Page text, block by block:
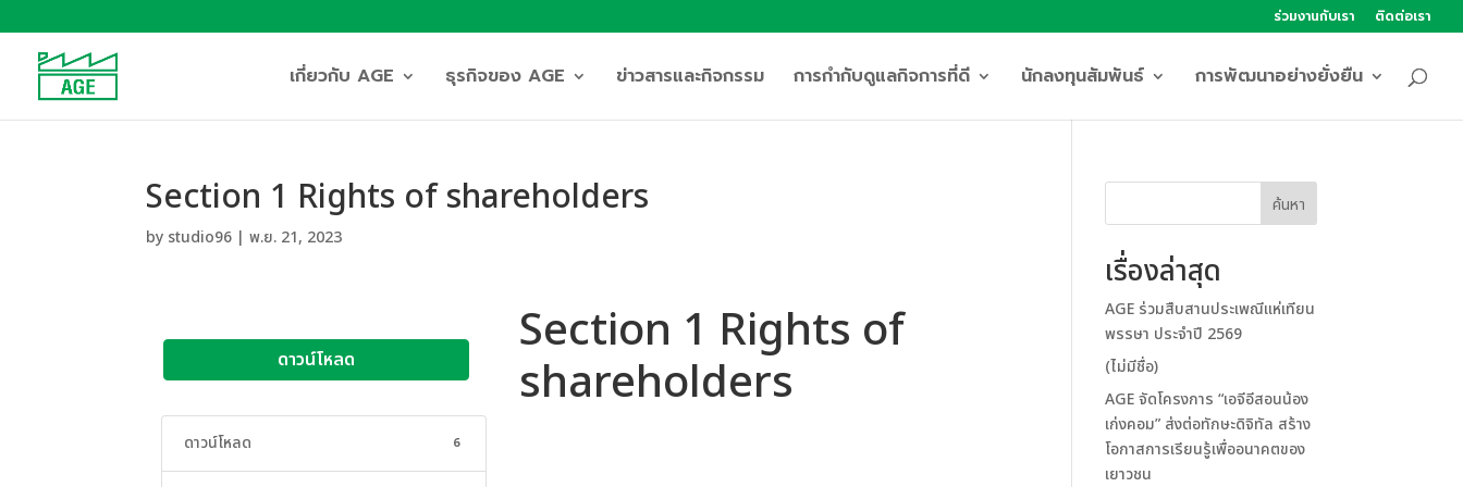
ร่วมงานกับเรา ติดต่อเรา
เกี่ยวกับ AGE ธุรกิจของ AGE ข่าวสารและกิจกรรม การกำกับดูแลกิจการที่ดี นักลงทุนสัมพันธ์ การพัฒนาอย่างยั่งยืน
Section 1 Rights of shareholders
by studio96 |พ.ย. 21, 2023
ดาวน์โหลด
ดาวน์โหลด 6
Section 1 Rights of
shareholders
ค้นหา
เรื่องล่าสุด
AGE ร่วมสืบสานประเพณีแห่เทียน
พรรษา ประจำปี 2569
(ไม่มีชื่อ)
AGE จัดโครงการ “เอจีอีสอนน้อง
เก่งคอม” ส่งต่อทักษะดิจิทัล สร้าง
โอกาสการเรียนรู้เพื่ออนาคตของ
เยาวชน